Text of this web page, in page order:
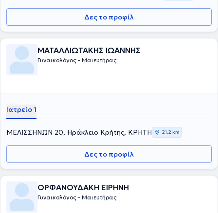
Δες το προφίλ
ΜΑΤΑΛΛΙΩΤΑΚΗΣ ΙΩΑΝΝΗΣ
Γυναικολόγος - Μαιευτήρας
Ιατρείο 1
ΜΕΛΙΣΣΗΝΩΝ 20, Ηράκλειο Κρήτης, ΚΡΗΤΗ 21,2 km
Δες το προφίλ
ΟΡΦΑΝΟΥΔΑΚΗ ΕΙΡΗΝΗ
Γυναικολόγος - Μαιευτήρας